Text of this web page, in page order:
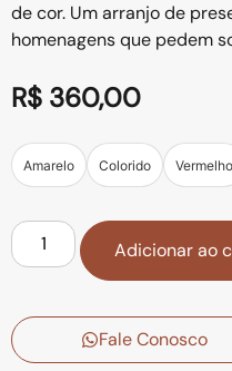
de cor. Um arranjo de
homenagens que pedem
R$ 360,00
Amarelo Colorido Vermelho
Adicionar ao
Fale Conosco